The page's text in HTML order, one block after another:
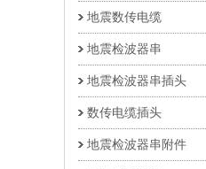
地震数传电缆
地震检波器串
地震检波器串插头
数传电缆插头
地震检波器串附件